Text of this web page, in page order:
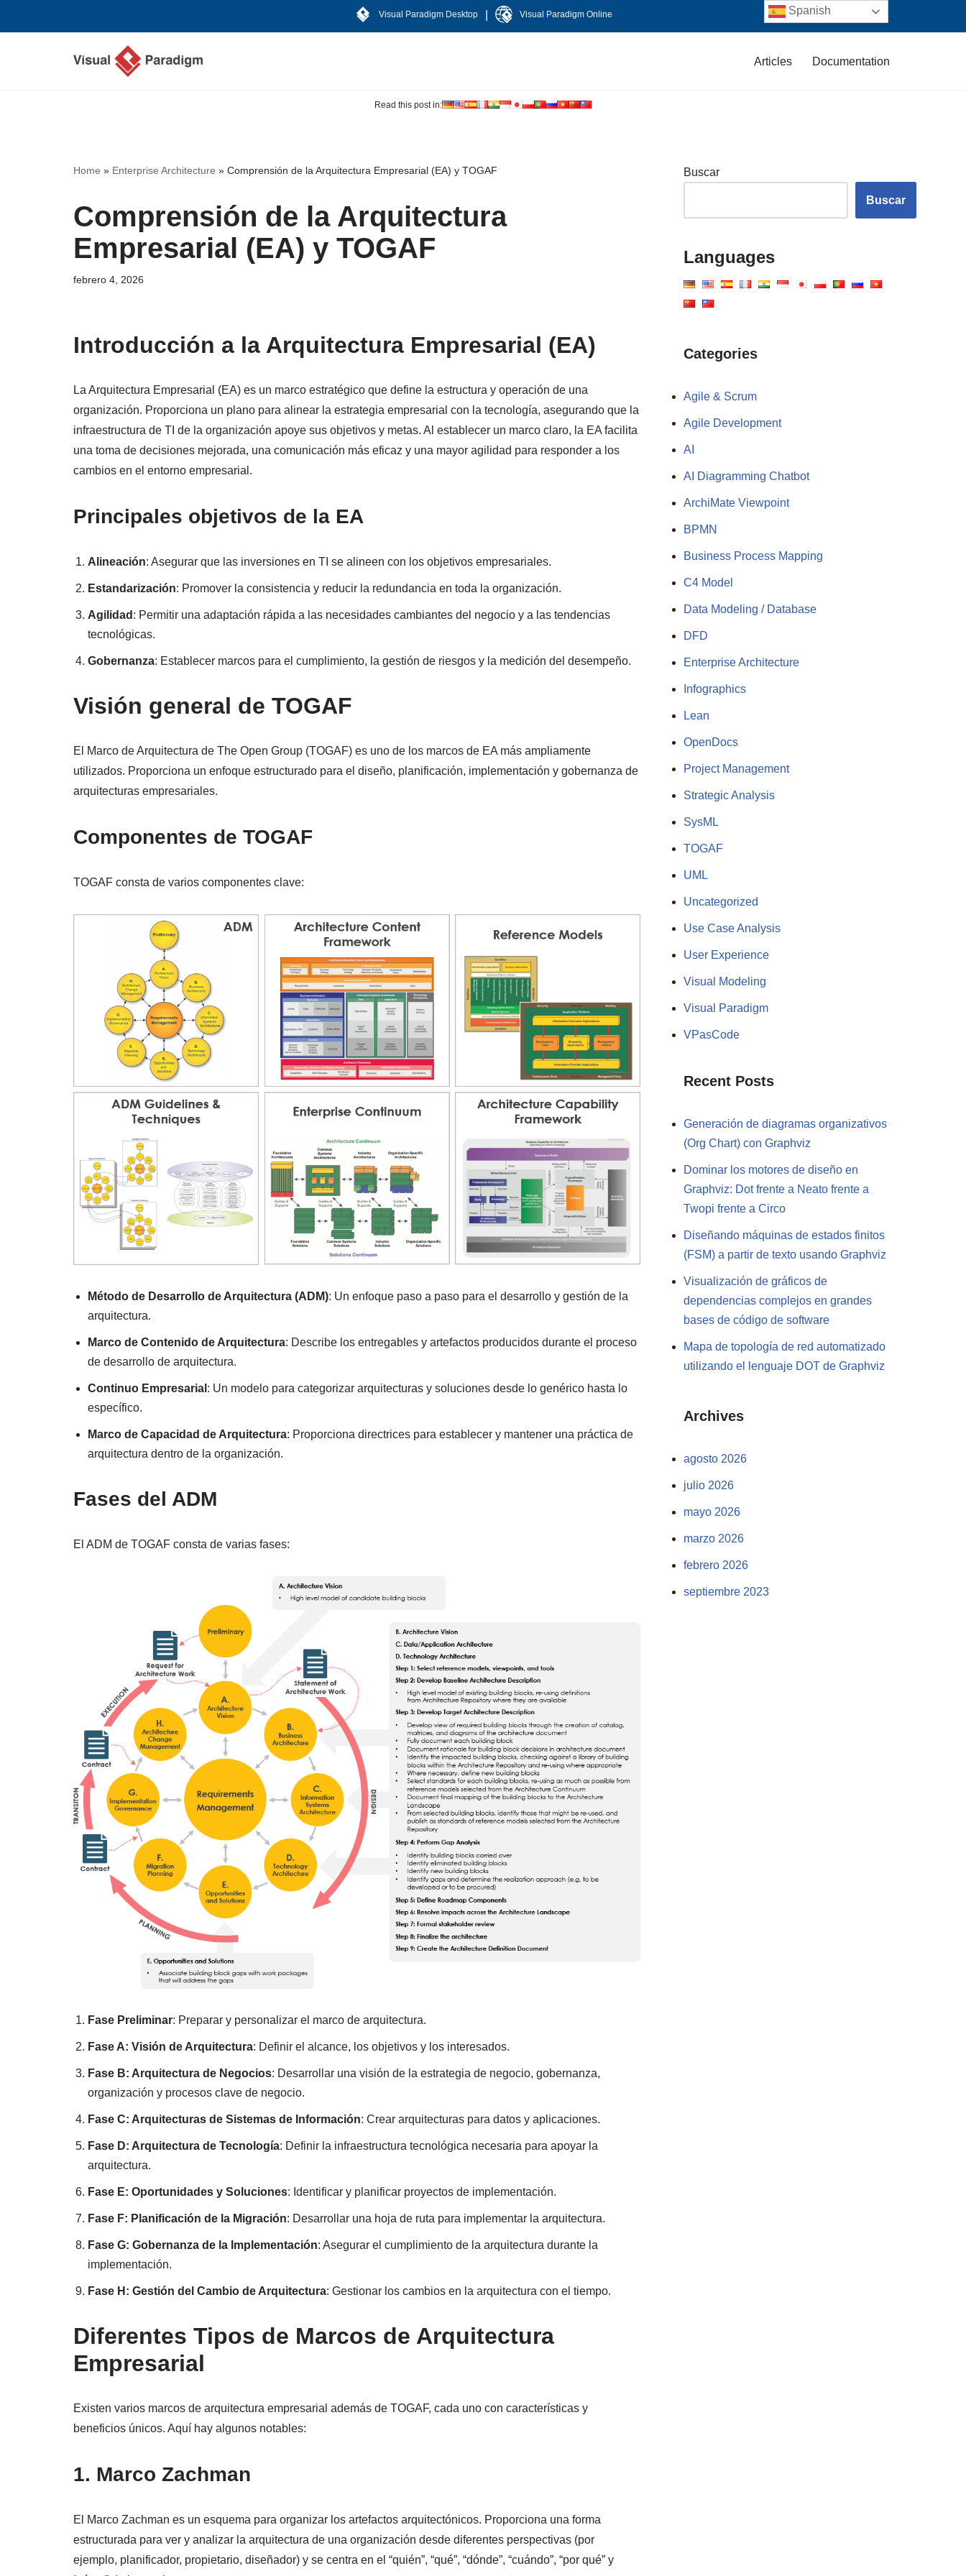
Visual Paradigm Desktop Visual Paradigm Online
Articles Documentation
Read this post in:
Home » Enterprise Architecture » Comprensión de la Arquitectura Empresarial (EA) y TOGAF
Comprensión de la Arquitectura
Empresarial (EA) y TOGAF
febrero 4, 2026
Introducción a la Arquitectura Empresarial (EA)
La Arquitectura Empresarial (EA) es un marco estratégico que define la estructura y operación de una
organización. Proporciona un plano para alinear la estrategia empresarial con la tecnología, asegurando que la
infraestructura de TI de la organización apoye sus objetivos y metas. Al establecer un marco claro, la EA facilita
una toma de decisiones mejorada, una comunicación más eficaz y una mayor agilidad para responder a los
cambios en el entorno empresarial.
Principales objetivos de la EA
Alineación: Asegurar que las inversiones en TI se alineen con los objetivos empresariales.
Estandarización: Promover la consistencia y reducir la redundancia en toda la organización.
Agilidad : Permitir una adaptación rápida a las necesidades cambiantes del negocio y a las tendencias
tecnológicas.
Gobernanza: Establecer marcos para el cumplimiento, la gestión de riesgos y la medición del desempeño.
Visión general de TOGAF
El Marco de Arquitectura de The Open Group (TOGAF) es uno de los marcos de EA más ampliamente
utilizados. Proporciona un enfoque estructurado para el diseño, planificación, implementación y gobernanza de
arquitecturas empresariales.
Componentes de TOGAF
TOGAF consta de varios componentes clave:
Método de Desarrollo de Arquitectura (ADM): Un enfoque paso a paso para el desarrollo y gestión de la
arquitectura.
Marco de Contenido de Arquitectura: Describe los entregables y artefactos producidos durante el proceso
de desarrollo de arquitectura.
Continuo Empresarial : Un modelo para categorizar arquitecturas y soluciones desde lo genérico hasta lo
específico.
Marco de Capacidad de Arquitectura: Proporciona directrices para establecer y mantener una práctica de
arquitectura dentro de la organización.
Fases del ADM
El ADM de TOGAF consta de varias fases:
Fase Preliminar: Preparar y personalizar el marco de arquitectura.
Fase A: Visión de Arquitectura: Definir el alcance, los objetivos y los interesados.
Fase B: Arquitectura de Negocios: Desarrollar una visión de la estrategia de negocio, gobernanza,
organización y procesos clave de negocio.
Fase C: Arquitecturas de Sistemas de Información: Crear arquitecturas para datos y aplicaciones.
Fase D: Arquitectura de Tecnología: Definir la infraestructura tecnológica necesaria para apoyar la
arquitectura.
Fase E: Oportunidades y Soluciones: Identificar y planificar proyectos de implementación.
Fase F: Planificación de la Migración: Desarrollar una hoja de ruta para implementar la arquitectura.
Fase G: Gobernanza de la Implementación: Asegurar el cumplimiento de la arquitectura durante la
implementación.
Fase H: Gestión del Cambio de Arquitectura: Gestionar los cambios en la arquitectura con el tiempo.
Diferentes Tipos de Marcos de Arquitectura
Empresarial
Existen varios marcos de arquitectura empresarial además de TOGAF, cada uno con características y
beneficios únicos. Aquí hay algunos notables:
1. Marco Zachman
El Marco Zachman es un esquema para organizar los artefactos arquitectónicos. Proporciona una forma
estructurada para ver y analizar la arquitectura de una organización desde diferentes perspectivas (por
ejemplo, planificador, propietario, diseñador) y se centra en el “quién”, “qué”, “dónde”, “cuándo”, “por qué” y
Buscar
Buscar
Languages
Categories
Agile & Scrum
Agile Development
AI
AI Diagramming Chatbot
ArchiMate Viewpoint
BPMN
Business Process Mapping
C4 Model
Data Modeling / Database
DFD
Enterprise Architecture
Infographics
Lean
OpenDocs
Project Management
Strategic Analysis
SysML
TOGAF
UML
Uncategorized
Use Case Analysis
User Experience
Visual Modeling
Visual Paradigm
VPasCode
Recent Posts
Generación de diagramas organizativos
(Org Chart) con Graphviz
Dominar los motores de diseño en
Graphviz: Dot frente a Neato frente a
Twopi frente a Circo
Diseñando máquinas de estados finitos
(FSM) a partir de texto usando Graphviz
Visualización de gráficos de
dependencias complejos en grandes
bases de código de software
Mapa de topología de red automatizado
utilizando el lenguaje DOT de Graphviz
Archives
agosto 2026
julio 2026
mayo 2026
marzo 2026
febrero 2026
septiembre 2023
Spanish